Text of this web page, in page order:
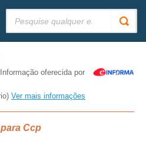
Informação oferecida por
Ver mais informações
Ccp